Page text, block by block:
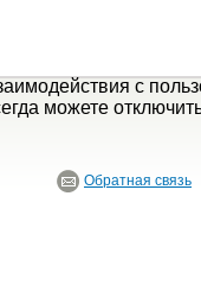
с
можете
Обратная связь